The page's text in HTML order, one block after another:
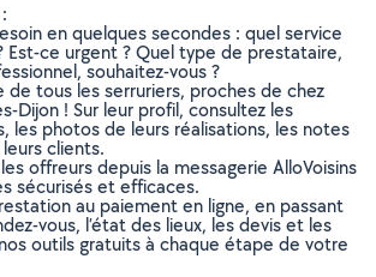
en quelques secondes : quel service
Est-ce urgent ? Quel type de prestataire,
souhaitez-vous ?
de tous les serruriers, proches de chez
Dijon ! Sur leur profil, consultez les
les photos de leurs réalisations, les notes
clients.
offreurs depuis la messagerie AlloVoisins
sécurisés et efficaces.
au paiement en ligne, en passant
vous, l’état des lieux, les devis et les
outils gratuits à chaque étape de votre